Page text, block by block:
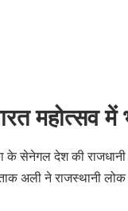
महोत्सव में
के सेनेगल देश की
अली ने राजस्थानी